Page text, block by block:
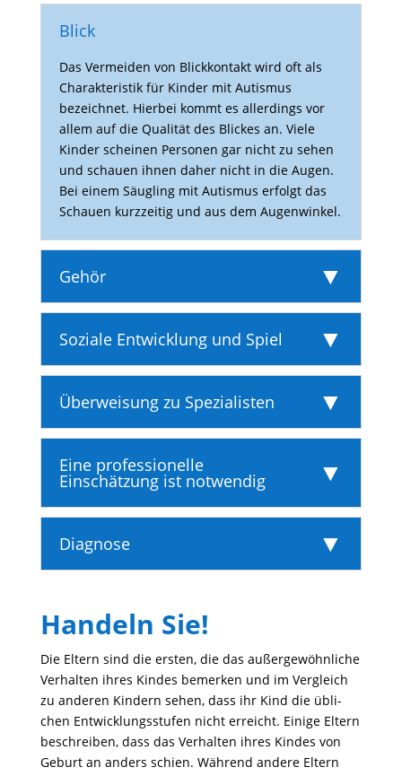
Blick
Das Vermeiden von Blick­kon­takt wird oft als
Charak­te­ristik für Kinder mit Autismus
bezeichnet. Hierbei kommt es aller­dings vor
allem auf die Qualität des Blickes an. Viele
Kinder scheinen Personen gar nicht zu sehen
und schauen ihnen daher nicht in die Augen.
Bei einem Säug­ling mit Autismus erfolgt das
Schauen kurz­zeitig und aus dem Augenwinkel.
Gehör
Soziale Entwicklung und Spiel
Überweisung zu Spezialisten
Eine professionelle
Einschätzung ist notwendig
Diagnose
Handeln Sie!
Die Eltern sind die ersten, die das außer­ge­wöhn­liche
Verhalten ihres Kindes bemerken und im Vergleich
zu anderen Kindern sehen, dass ihr Kind die übli­
chen Entwick­lungs­stufen nicht erreicht. Einige Eltern
beschreiben, dass das Verhalten ihres Kindes von
Geburt an anders schien. Während andere Eltern